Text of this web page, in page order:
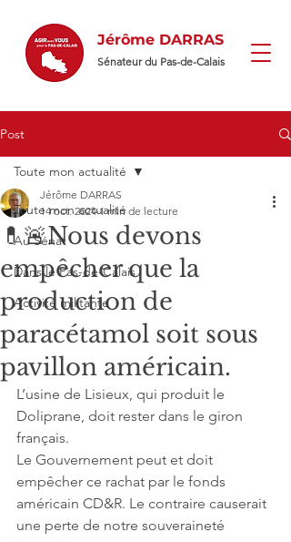
Jérôme DARRAS
Sénateur du Pas-de-Calais
Post
Toute mon actualité
Au Sénat
Dans le Pas-de-Calais
Activité militante
Toute mon actualité
💊🚨Nous devons
empêcher que la
production de
paracétamol soit sous
pavillon américain.
Jérôme DARRAS
14 oct. 2024 1 min de lecture
L’usine de Lisieux, qui produit le
Doliprane, doit rester dans le giron
français.
Le Gouvernement peut et doit
empêcher ce rachat par le fonds
américain CD&R. Le contraire causerait
une perte de notre souveraineté